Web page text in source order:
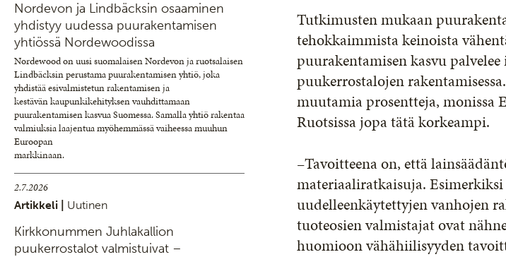
Nordevon ja Lindbäcksin osaaminen
yhdistyy uudessa puurakentamisen
yhtiössä Nordewoodissa
Nordewood on uusi suomalaisen Nordevon ja ruotsalaisen
Lindbäcksin perustama puurakentamisen yhtiö, joka
yhdistää esivalmistetun rakentamisen ja
kestävän kaupunkikehityksen vauhdittamaan
puurakentamisen kasvua Suomessa. Samalla yhtiö rakentaa
valmiuksia laajentua myöhemmässä vaiheessa muuhun
Euroopan
markkinaan.
2.7.2026
Artikkeli | Uutinen
Kirkkonummen Juhlakallion
puukerrostalot valmistuivat –
Tutkimusten mukaan
tehokkaimmista keinoista
puurakentamisen kasvu
puukerrostalojen
muutamia prosentteja, monissa
Ruotsissa jopa tätä korkeampi.
–Tavoitteena on, että
materiaaliratkaisuja.
uudelleenkäytettyjen vanhojen
tuoteosien valmistajat ovat
huomioon vähähiilisyyden